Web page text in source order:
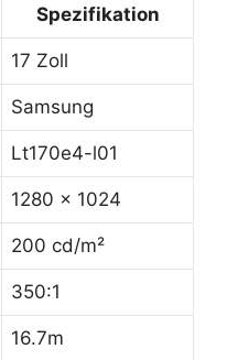
Spezifikation
17 Zoll
Samsung
Lt170e4-l01
1280 x 1024
200 cd/m²
350:1
16.7m